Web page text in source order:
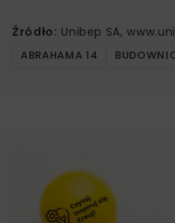
Źródło: Unibep SA,
ABRAHAMA 14